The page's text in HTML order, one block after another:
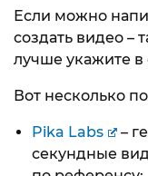
Если можно
создать видео –
лучше укажите
Вот несколько
Pika Labs
–
секундные